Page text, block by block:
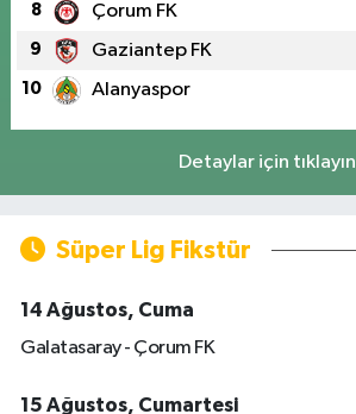
8 Çorum FK
9 Gaziantep FK
10 Alanyaspor
Detaylar için tıklayın
Süper Lig Fikstür
14 Ağustos, Cuma
Galatasaray - Çorum FK
15 Ağustos, Cumartesi